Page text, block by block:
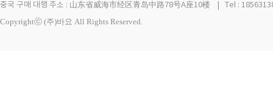
중국 구매 대행 주소 : 山东省威海市经区青岛中路78号A座10楼 | Tel :
Copyrightⓒ (주)바요 All Rights Reserved.